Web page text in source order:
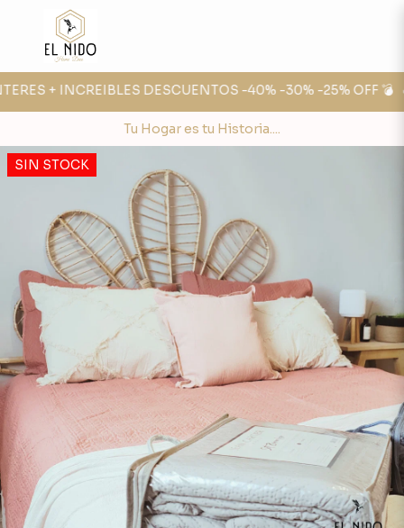
+ INCREIBLES DESCUENTOS -40% -30% -25% OFF 💣 🔥
Tu Hogar es tu Historia....
SIN STOCK